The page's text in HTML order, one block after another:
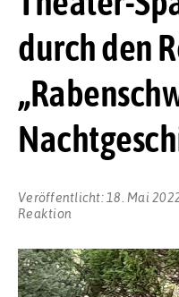
durch den
Veröffentlicht: 18. Mai
Reaktion